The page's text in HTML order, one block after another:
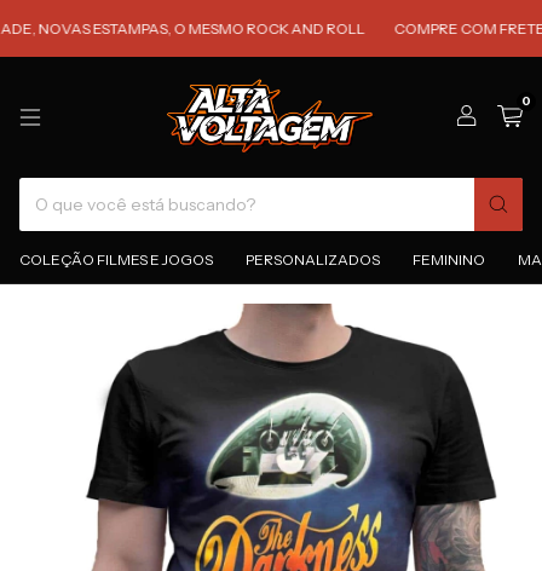
ESTAMPAS, O MESMO ROCK AND ROLL COMPRE COM FRETE
0
COLEÇÃO FILMES E JOGOS PERSONALIZADOS FEMININO